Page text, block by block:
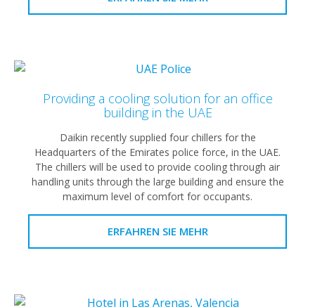
Providing a cooling solution for an office
building in the UAE
Daikin recently supplied four chillers for the
Headquarters of the Emirates police force, in the UAE.
The chillers will be used to provide cooling through air
handling units through the large building and ensure the
maximum level of comfort for occupants.
ERFAHREN SIE MEHR